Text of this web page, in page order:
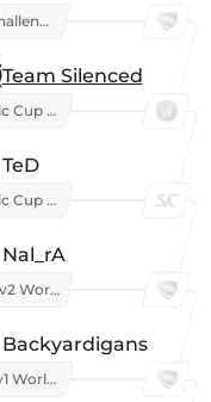
Bell Esports Challenge 2026
Team Silenced
Blizzard Classic Cup 2026
TeD
Blizzard Classic Cup 2026
Nal_rA
RLCS 2026 - 2v2 World Championship
Backyardigans
RLCS 2026 - 1v1 World Championship